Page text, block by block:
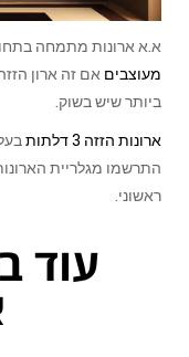
א.א ארונות מתמחה
מעוצבים אם זה ארון
ביותר שיש בשוק.
ארונות הזזה 3 דלתות
התרשמו מגלריית
ראשוני.
עוד